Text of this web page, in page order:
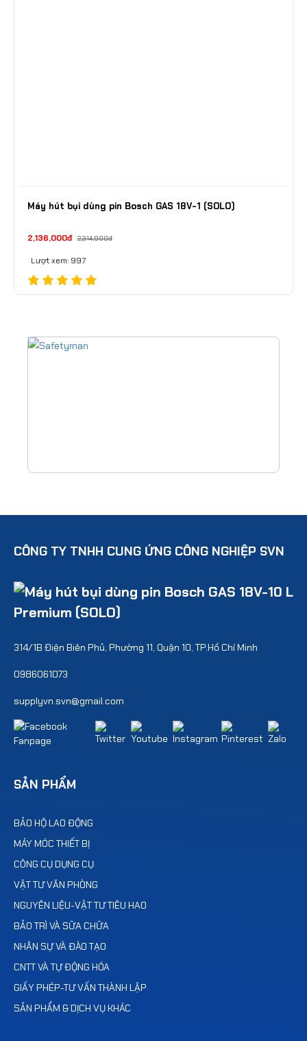
Máy hút bụi dùng pin Bosch GAS 18V-1 (SOLO)
2,136,000đ 2,314,000đ
Lượt xem: 997
CÔNG TY TNHH CUNG ỨNG CÔNG NGHIỆP SVN
314/1B Điện Biên Phủ, Phường 11, Quận 10, TP.Hồ Chí Minh
0986061073
supplyvn.svn@gmail.com
SẢN PHẨM
BẢO HỘ LAO ĐỘNG
MÁY MÓC THIẾT BỊ
CÔNG CỤ DỤNG CỤ
VẬT TƯ VĂN PHÒNG
NGUYÊN LIỆU-VẬT TƯ TIÊU HAO
BẢO TRÌ VÀ SỮA CHỮA
NHÂN SỰ VÀ ĐÀO TẠO
CNTT VÀ TỰ ĐỘNG HÓA
GIẤY PHÉP-TƯ VẤN THÀNH LẬP
SẢN PHẨM & DỊCH VỤ KHÁC